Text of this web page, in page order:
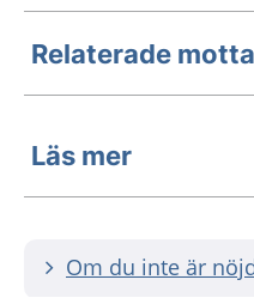
Relaterade
Läs mer
Om du inte är